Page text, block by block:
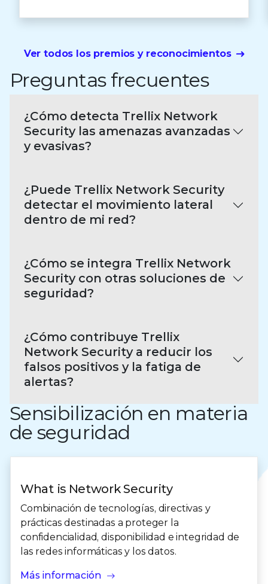
Ver todos los premios y reconocimientos
Preguntas frecuentes
¿Cómo detecta Trellix Network
Security las amenazas avanzadas
y evasivas?
¿Puede Trellix Network Security
detectar el movimiento lateral
dentro de mi red?
¿Cómo se integra Trellix Network
Security con otras soluciones de
seguridad?
¿Cómo contribuye Trellix
Network Security a reducir los
falsos positivos y la fatiga de
alertas?
Sensibilización en materia
de seguridad
What is Network Security
Combinación de tecnologías, directivas y
prácticas destinadas a proteger la
confidencialidad, disponibilidad e integridad de
las redes informáticas y los datos.
Más información